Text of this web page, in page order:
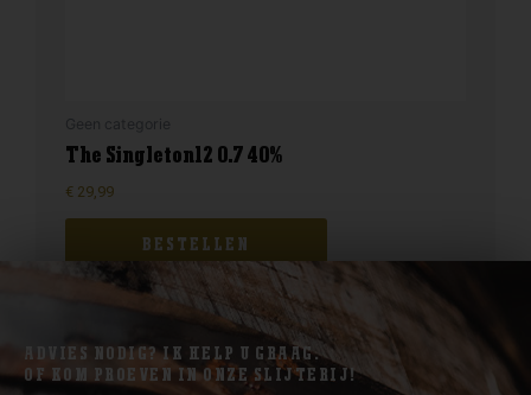
The Singleton12 0.7 40%
€ 29,99
BESTELLEN
ADVIES NODIG? IK HELP U GRAAG.
OF KOM PROEVEN IN ONZE SLIJTERIJ!